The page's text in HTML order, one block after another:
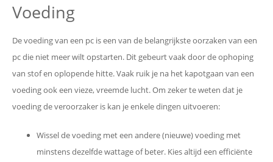
Voeding
De voeding van een pc is een van de belangrijkste oorzaken van een
pc die niet meer wilt opstarten. Dit gebeurt vaak door de ophoping
van stof en oplopende hitte. Vaak ruik je na het kapotgaan van een
voeding ook een vieze, vreemde lucht. Om zeker te weten dat je
voeding de veroorzaker is kan je enkele dingen uitvoeren:
Wissel de voeding met een andere (nieuwe) voeding met
minstens dezelfde wattage of beter. Kies altijd een efficiënte